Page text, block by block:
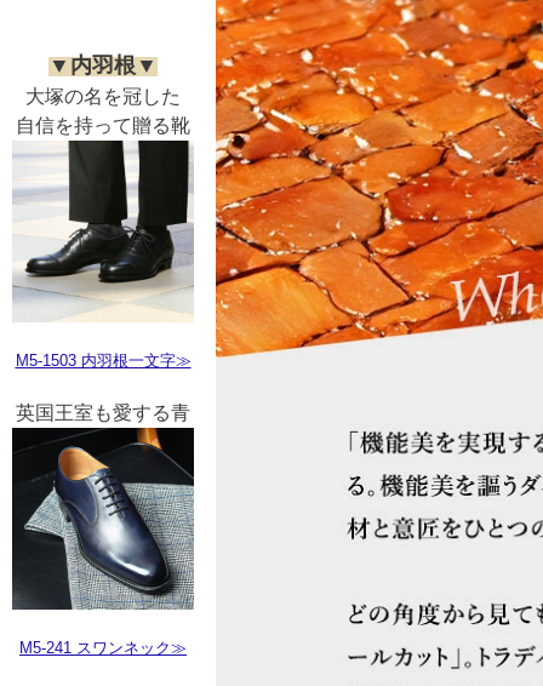
▼内羽根▼
大塚の名を冠した
自信を持って贈る靴
M5-1503 内羽根一文字≫
英国王室も愛する青
M5-241 スワンネック≫